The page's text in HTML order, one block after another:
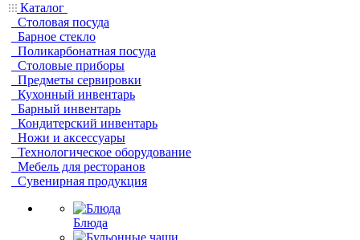
Каталог
Столовая посуда
Барное стекло
Поликарбонатная посуда
Столовые приборы
Предметы сервировки
Кухонный инвентарь
Барный инвентарь
Кондитерский инвентарь
Ножи и аксессуары
Технологическое оборудование
Мебель для ресторанов
Сувенирная продукция
Блюда